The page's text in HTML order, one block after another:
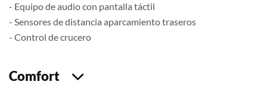
- Equipo de audio con pantalla táctil
- Sensores de distancia aparcamiento traseros
- Control de crucero
Comfort